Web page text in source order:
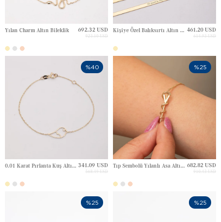
Yılan Charm Altın Bileklik 692.32 USD
923.10 USD
Kişiye Özel Balıksırtı Altın Bileklik 461.20 USD
614.93 USD
0.01 Karat Pırlanta Kuş Altın Bileklik 341.09 USD
568.49 USD
%40
Tıp Sembolü Yılanlı Asa Altın Bileklik 682.82 USD
910.43 USD
%25
%25 %25